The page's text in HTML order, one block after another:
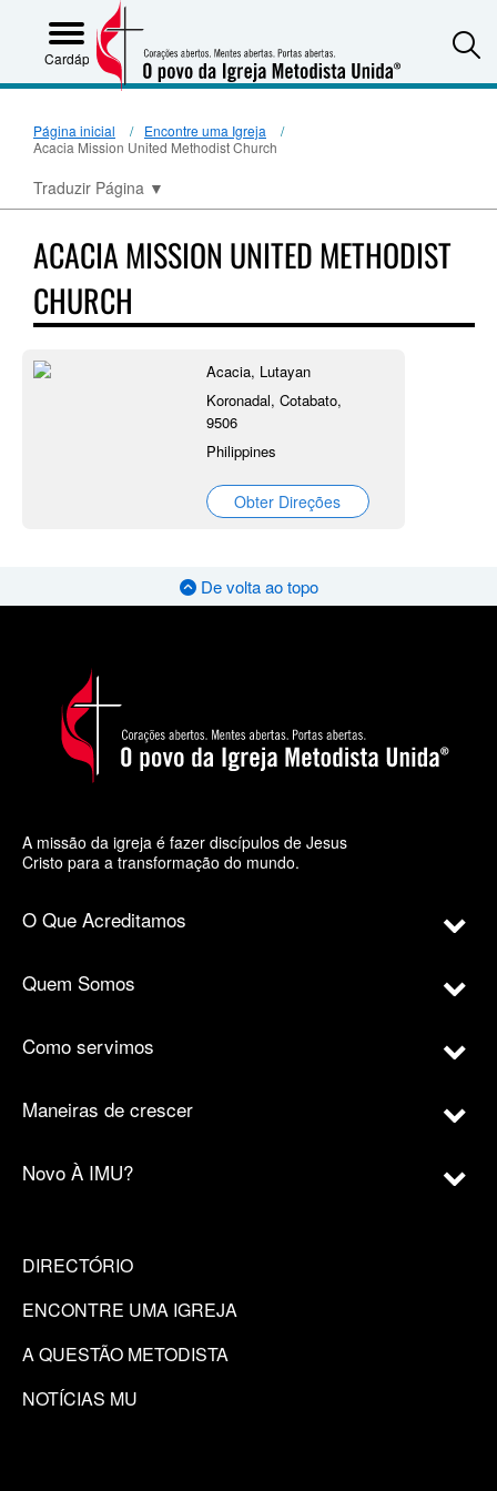
Cardápio
Página inicial
Encontre uma Igreja
Acacia Mission United Methodist Church
Traduzir Página ▼
ACACIA MISSION UNITED METHODIST
CHURCH
Acacia, Lutayan
Koronadal, Cotabato,
9506
Philippines
Obter Direções
De volta ao topo
A missão da igreja é fazer discípulos de Jesus
Cristo para a transformação do mundo.
O Que Acreditamos
Quem Somos
Como servimos
Maneiras de crescer
Novo À IMU?
DIRECTÓRIO
ENCONTRE UMA IGREJA
A QUESTÃO METODISTA
NOTÍCIAS MU